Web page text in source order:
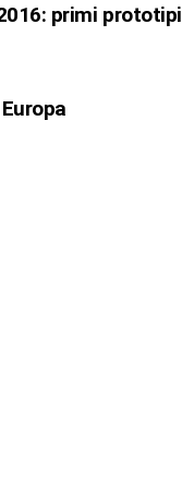
primi prototipi